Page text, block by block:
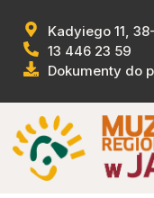
Kadyiego 11,
13 446 23 59
Dokumenty do